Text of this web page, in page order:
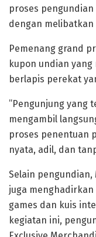
proses
dengan
Pemenang grand
kupon undian
berlapis perekat
”Pengunjung yang
mengambil
proses penentuan
nyata, adil, dan
Selain pengundian,
juga
games dan kuis
kegiatan ini,